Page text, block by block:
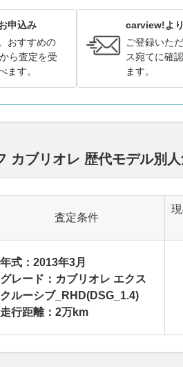
申込み
おすすめの
ら査定を受
ます。
carview!よ
ご登録いた
ス宛てに確
ます。
カブリオレ 歴代モデル別
査定条件
年式：2013年3月
グレード：カブリオレ エクス
クルーシブ_RHD(DSG_1.4)
走行距離：2万km